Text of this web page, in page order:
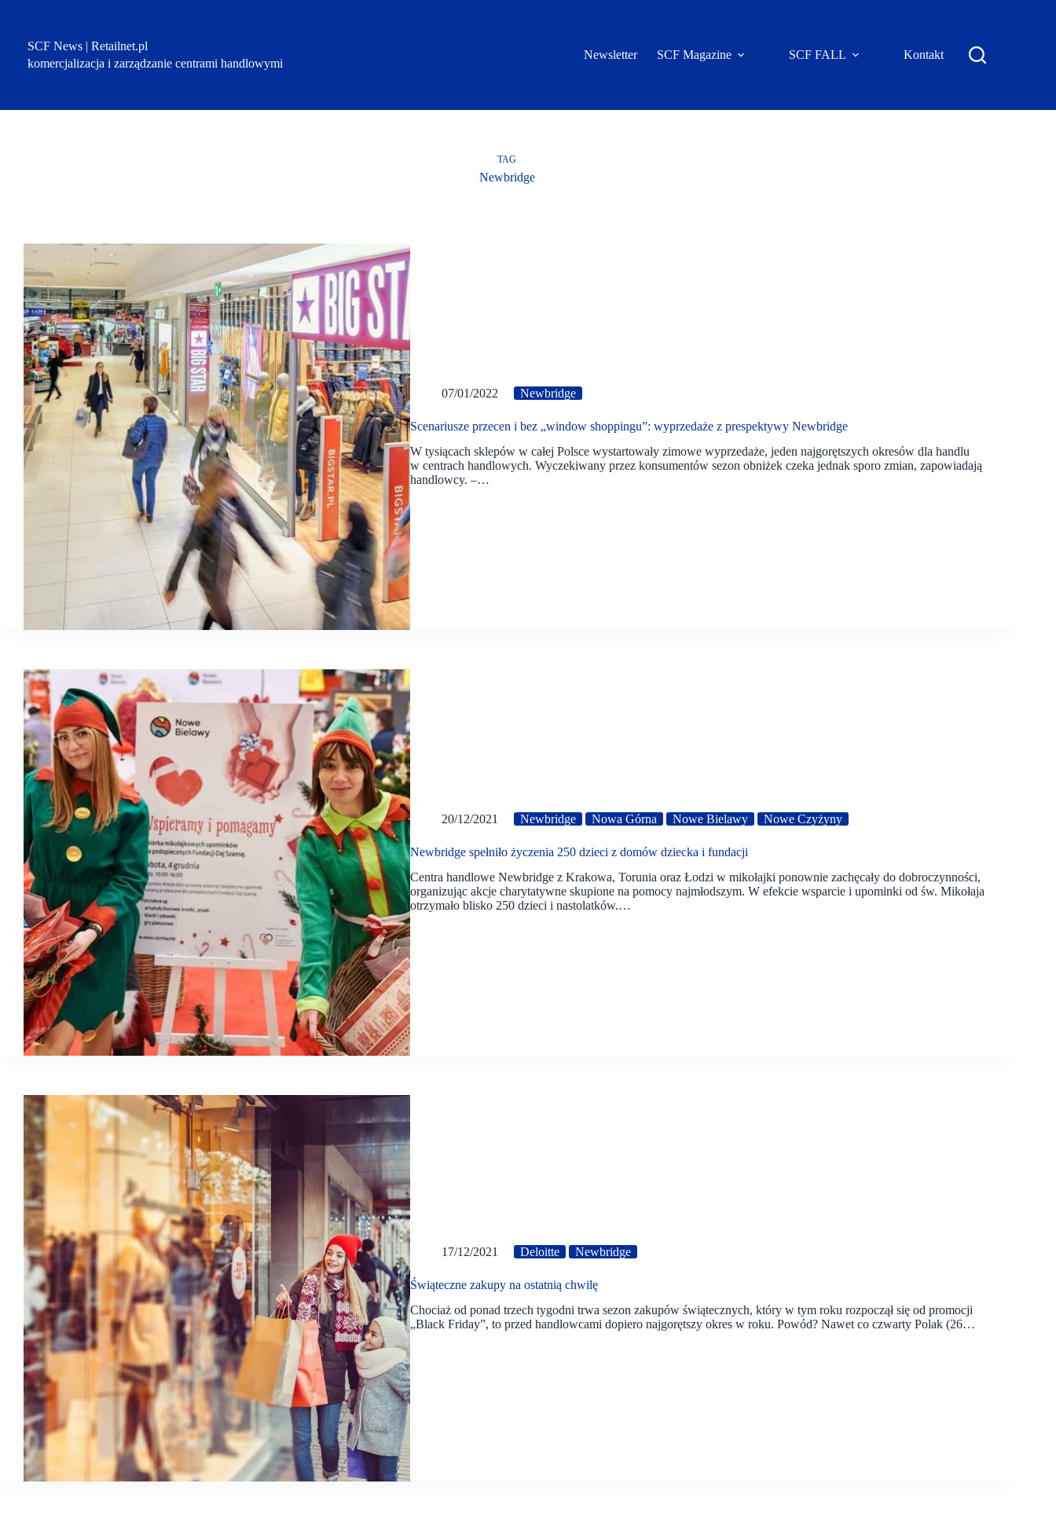
SCF News | Retailnet.pl
komercjalizacja i zarządzanie centrami handlowymi
Newsletter SCF Magazine SCF FALL Kontakt
TAG
Newbridge
07/01/2022 Newbridge
Scenariusze przecen i bez „window shoppingu”: wyprzedaże z prespektywy Newbridge
W tysiącach sklepów w całej Polsce wystartowały zimowe wyprzedaże, jeden najgorętszych okresów dla handlu
w centrach handlowych. Wyczekiwany przez konsumentów sezon obniżek czeka jednak sporo zmian, zapowiadają
handlowcy. –…
20/12/2021 Newbridge Nowa Górna Nowe Bielawy Nowe Czyżyny
Newbridge spełniło życzenia 250 dzieci z domów dziecka i fundacji
Centra handlowe Newbridge z Krakowa, Torunia oraz Łodzi w mikołajki ponownie zachęcały do dobroczynności,
organizując akcje charytatywne skupione na pomocy najmłodszym. W efekcie wsparcie i upominki od św. Mikołaja
otrzymało blisko 250 dzieci i nastolatków.…
17/12/2021 Deloitte Newbridge
Świąteczne zakupy na ostatnią chwilę
Chociaż od ponad trzech tygodni trwa sezon zakupów świątecznych, który w tym roku rozpoczął się od promocji
„Black Friday”, to przed handlowcami dopiero najgorętszy okres w roku. Powód? Nawet co czwarty Polak (26…